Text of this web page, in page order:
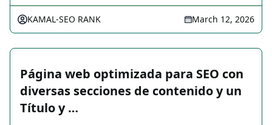
KAMAL-SEO RANK March 12, 2026
Página web optimizada para SEO con
diversas secciones de contenido y un
Título y …